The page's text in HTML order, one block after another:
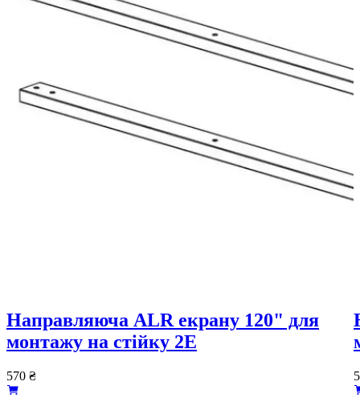
Направляюча ALR екрану 120" для
монтажу на стійку 2E
570 ₴